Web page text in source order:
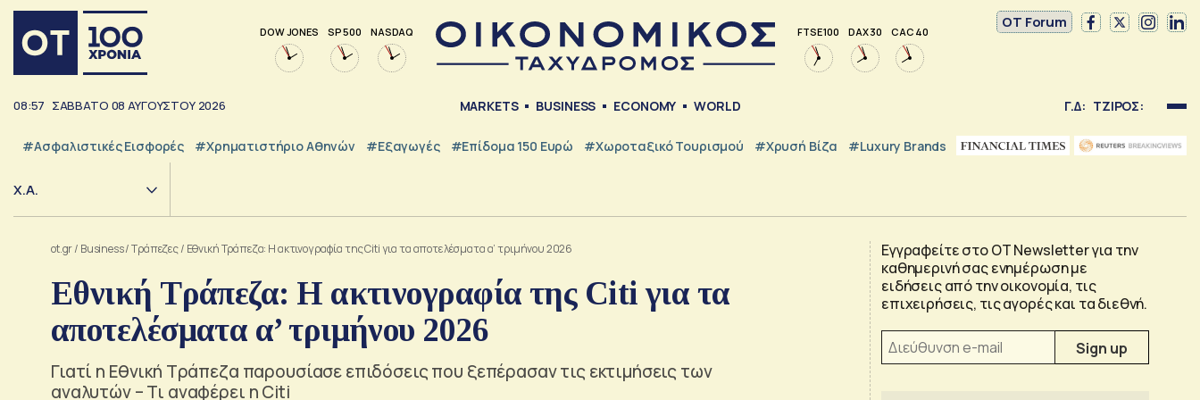
DOW JONES SP 500 NASDAQ FTSE 100 DAX 30 CAC 40
OT Forum
08:57 ΣΑΒΒΑΤΟ 08 ΑΥΓΟΥΣΤΟΥ 2026 MARKETS BUSINESS ECONOMY WORLD Γ.Δ: ΤΖΙΡΟΣ:
#Ασφαλιστικές Εισφορές #Χρηματιστήριο Αθηνών #εξαγωγές #Επίδομα 150 Ευρώ #Χωροταξικό Τουρισμού #Χρυσή Βίζα #luxury Brands
Χ.Α.
ot.gr/ Business/Τράπεζες/ Εθνική Τράπεζα: Η ακτινογραφία της Citi για τα αποτελέσματα α’ τριμήνου 2026
Εθνική Τράπεζα: Η ακτινογραφία της Citi για τα
αποτελέσματα α’ τριμήνου 2026
Γιατί η Εθνική Τράπεζα παρουσίασε επιδόσεις που ξεπέρασαν τις εκτιμήσεις των
αναλυτών – Τι αναφέρει η Citi
Εγγραφείτε στο OT Newsletter για την
καθημερινή σας ενημέρωση με
ειδήσεις από την οικονομία, τις
επιχειρήσεις, τις αγορές και τα διεθνή.